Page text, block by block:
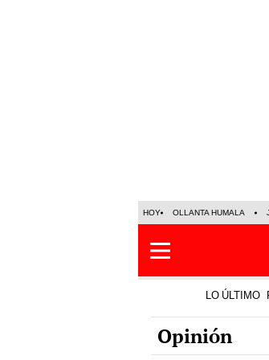
HOY OLLANTA HUMALA
LO ÚLTIMO
Opinión